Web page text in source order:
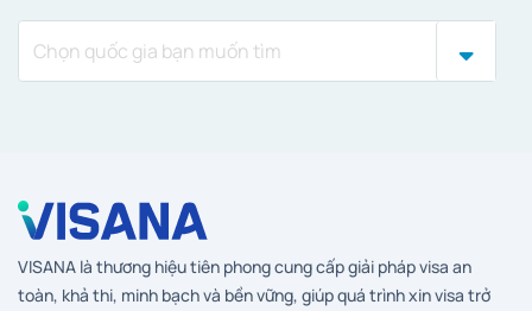
VISANA là thương hiệu tiên phong cung cấp giải pháp visa an
toàn, khả thi, minh bạch và bền vững, giúp quá trình xin visa trở